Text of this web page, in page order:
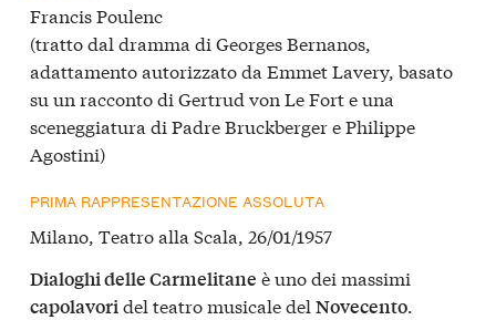
Francis Poulenc
(tratto dal dramma di Georges Bernanos,
adattamento autorizzato da Emmet Lavery, basato
su un racconto di Gertrud von Le Fort e una
sceneggiatura di Padre Bruckberger e Philippe
Agostini)
PRIMA RAPPRESENTAZIONE ASSOLUTA
Milano, Teatro alla Scala, 26/01/1957
Dialoghi delle Carmelitane è uno dei massimi
capolavoridel teatro musicale del Novecento.